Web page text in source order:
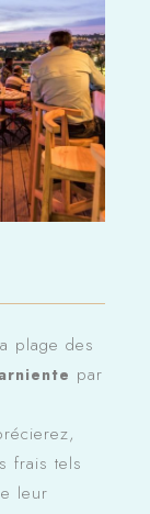
plage des
par
frais tels
leur